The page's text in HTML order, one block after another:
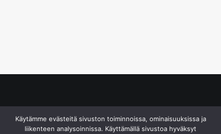
Käytämme evästeitä sivuston toiminnoissa, ominaisuuksissa ja
liikenteen analysoinnissa. Käyttämällä sivustoa hyväksyt